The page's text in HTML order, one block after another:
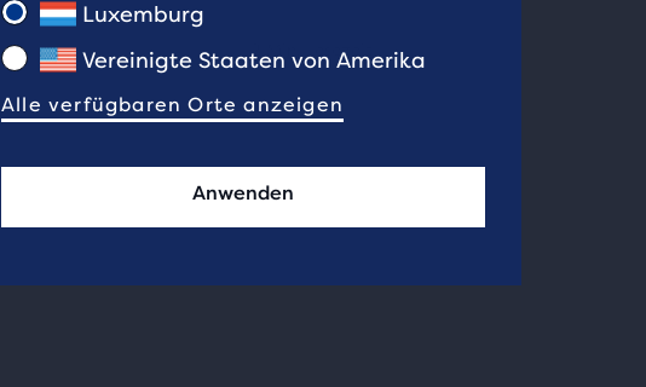
2 Min. Lesezeit
Luxemburg
Vereinigte Staaten von Amerika
Alle verfügbaren Orte anzeigen
Anwenden